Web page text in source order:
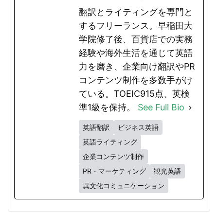
翻訳とライティングを専門と
するフリーランス。早稲田大
学院修了後、百貨店での実務
経験や海外生活を通じて英語
力を磨き、企業向け翻訳やPR
コンテンツ制作を多数手がけ
ている。TOEIC915点、英検
準1級を保持。 See Full Bio
英語翻訳
ビジネス英語
英語ライティング
企業コンテンツ制作
PR・マーケティング
観光英語
異文化コミュニケーション